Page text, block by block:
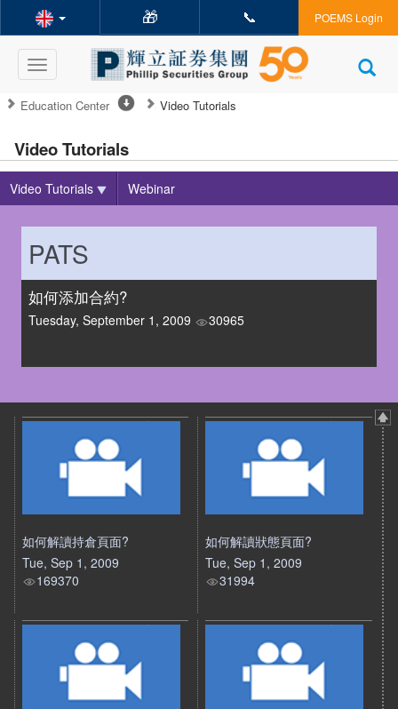
🎁 📞 POEMS Login
Toggle
navigation
Education Center Video Tutorials
Video Tutorials
Video Tutorials Webinar
PATS
如何添加合約?
Tuesday, September 1, 2009 30965
如何解讀持倉頁面?
Tue, Sep 1, 2009
169370
如何解讀狀態頁面?
Tue, Sep 1, 2009
31994